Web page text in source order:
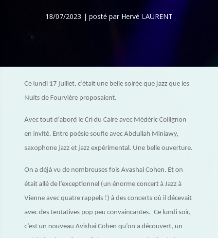
18/07/2023 | posté par Hervé LAURENT
Ce lundi 17 juillet, c’était une belle soirée que jazz que les
Nuits de Fourvière proposaient.
Avec tout d’abord le Cri du Caire avec Médéric Collignon
en invité. Entre poésie soufie avec Abdullah Miniawy,
saxophone jazz et jazz expérimental. Une belle ouverture.
On a déjà vu de nombreuses fois Avashai Cohen. Et on
était allé de l’exceptionnel (un énorme concert à Jazz à
Vienne avec quatre rappels !) à des concerts où il décevait
avec des tentatives pop peu convaincantes. Ce lundi soir,
c’est un nouveau Avishai Cohen qu’on a découvert, un